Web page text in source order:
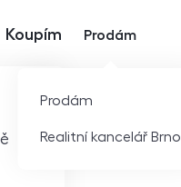
Koupím Prodám
Prodám
Realitní kancelář Brno